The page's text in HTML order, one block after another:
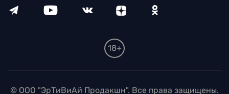
18+
© ООО "ЭрТиВиАй Продакшн". Все права защищены.